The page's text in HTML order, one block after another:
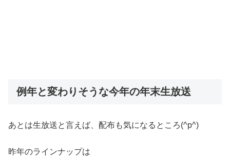
例年と変わりそうな今年の年末生放送
あとは生放送と言えば、配布も気になるところ(^p^)
昨年のラインナップは